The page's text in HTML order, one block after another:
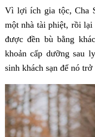
Vì lợi ích gia tộc, Cha
một nhà tài phiệt, rồi
được đền bù bằng
khoản cấp dưỡng sau
sinh khách sạn để nó